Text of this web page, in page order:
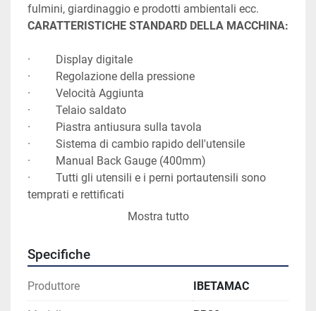
fulmini, giardinaggio e prodotti ambientali ecc.
CARATTERISTICHE STANDARD DELLA MACCHINA:
·         Display digitale
·         Regolazione della pressione
·         Velocità Aggiunta
·         Telaio saldato
·         Piastra antiusura sulla tavola
·         Sistema di cambio rapido dell'utensile
·         Manual Back Gauge (400mm)
·         Tutti gli utensili e i perni portautensili sono
temprati e rettificati
Come optional battuta automatica gestita da PLC
Mostra tutto
Specifiche
Produttore IBETAMAC